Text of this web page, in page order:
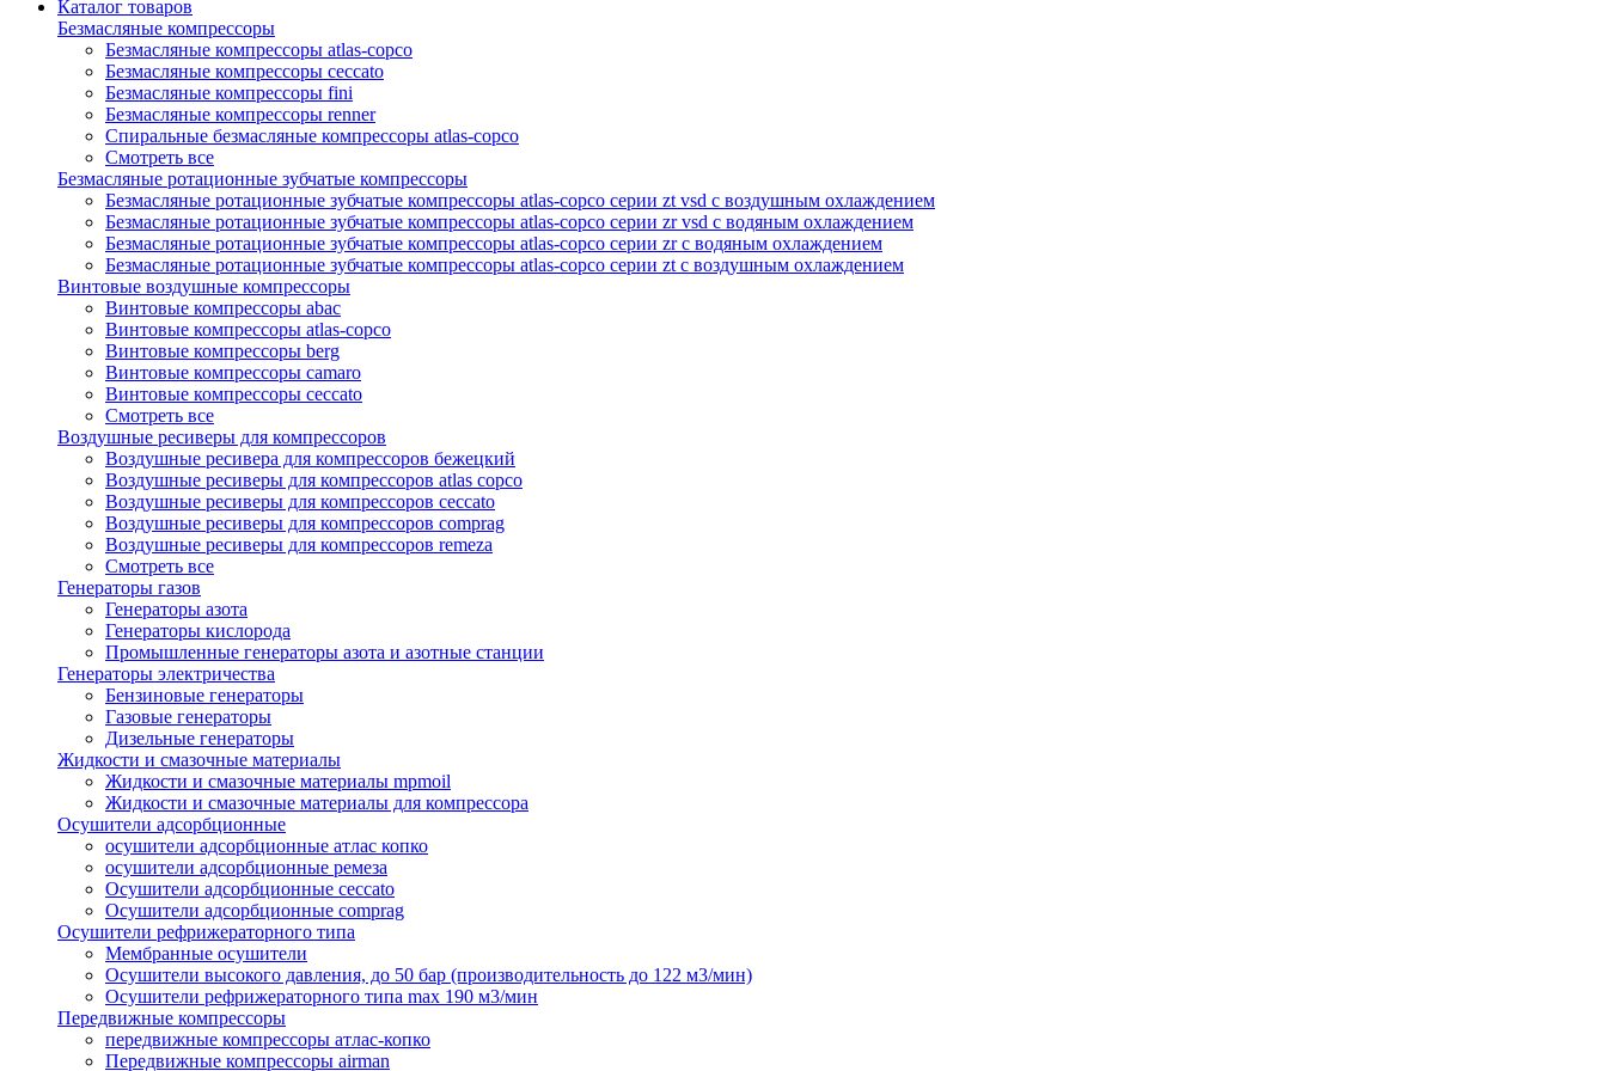
Каталог товаров
Безмасляные компрессоры
Безмасляные компрессоры atlas-copco
Безмасляные компрессоры ceccato
Безмасляные компрессоры fini
Безмасляные компрессоры renner
Спиральные безмасляные компрессоры atlas-copco
Смотреть все
Безмасляные ротационные зубчатые компрессоры
Безмасляные ротационные зубчатые компрессоры atlas-copco серии zt vsd с воздушным охлаждением
Безмасляные ротационные зубчатые компрессоры atlas-copco серии zr vsd с водяным охлаждением
Безмасляные ротационные зубчатые компрессоры atlas-copco серии zr с водяным охлаждением
Безмасляные ротационные зубчатые компрессоры atlas-copco серии zt с воздушным охлаждением
Винтовые воздушные компрессоры
Винтовые компрессоры abac
Винтовые компрессоры atlas-copco
Винтовые компрессоры berg
Винтовые компрессоры camaro
Винтовые компрессоры ceccato
Смотреть все
Воздушные ресиверы для компрессоров
Воздушные ресивера для компрессоров бежецкий
Воздушные ресиверы для компрессоров atlas copco
Воздушные ресиверы для компрессоров ceccato
Воздушные ресиверы для компрессоров comprag
Воздушные ресиверы для компрессоров remeza
Смотреть все
Генераторы газов
Генераторы азота
Генераторы кислорода
Промышленные генераторы азота и азотные станции
Генераторы электричества
Бензиновые генераторы
Газовые генераторы
Дизельные генераторы
Жидкости и смазочные материалы
Жидкости и смазочные материалы mpmoil
Жидкости и смазочные материалы для компрессора
Осушители адсорбционные
осушители адсорбционные атлас копко
осушители адсорбционные ремеза
Осушители адсорбционные ceccato
Осушители адсорбционные comprag
Осушители рефрижераторного типа
Мембранные осушители
Осушители высокого давления, до 50 бар (производительность до 122 м3/мин)
Осушители рефрижераторного типа max 190 м3/мин
Передвижные компрессоры
передвижные компрессоры атлас-копко
Передвижные компрессоры airman